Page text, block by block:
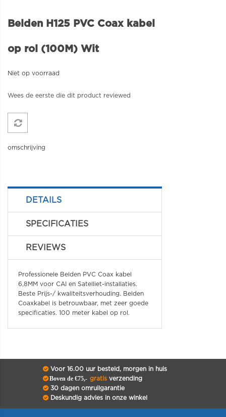
Belden H125 PVC Coax kabel
op rol (100M) Wit
Niet op voorraad
Wees de eerste die dit product reviewed
omschrijving
DETAILS
SPECIFICATIES
REVIEWS
Professionele Belden PVC Coax kabel
6,8MM voor CAI en Satelliet-installaties.
Beste Prijs-/ kwaliteitsverhouding. Belden
Coaxkabel is betrouwbaar, met zeer goede
specificaties. 100 meter kabel op rol.
Voor 16.00 uur besteld, morgen in huis
Boven de €75,- gratisverzending
30 dagen omruilgarantie
Deskundig advies in onze winkel